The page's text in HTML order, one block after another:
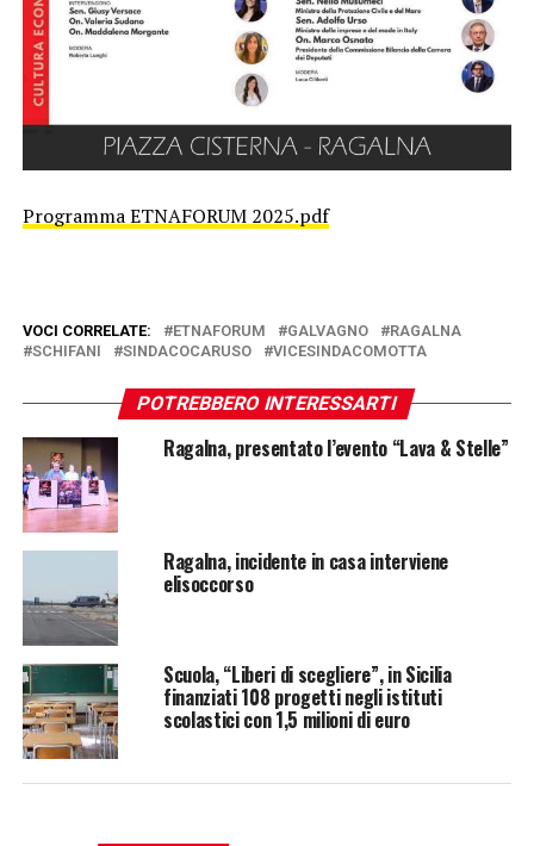
Programma ETNAFORUM 2025.pdf
VOCI CORRELATE: ETNAFORUM GALVAGNO
RAGALNA
SCHIFANI
SINDACOCARUSO VICESINDACOMOTTA
POTREBBERO INTERESSARTI
Ragalna, presentato l’evento “Lava & Stelle”
Ragalna, incidente in casa interviene
elisoccorso
Scuola, “Liberi di scegliere”, in Sicilia
finanziati 108 progetti negli istituti
scolastici con 1,5 milioni di euro